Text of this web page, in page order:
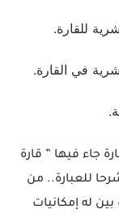
للقارة.
في القارة.
جاء فيها ” قارة
للعبارة.. من
له إمكانيات